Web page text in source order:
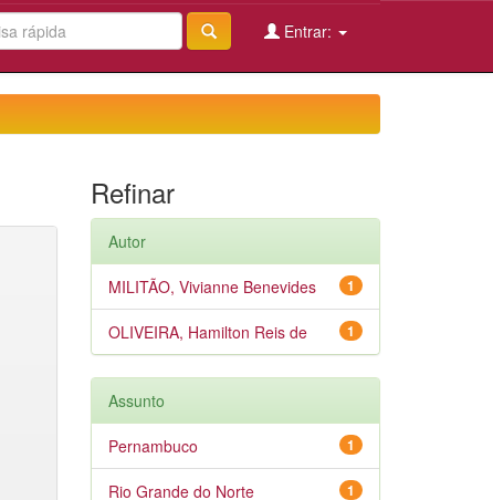
Entrar:
Refinar
Autor
1
MILITÃO, Vivianne Benevides
1
OLIVEIRA, Hamilton Reis de
Assunto
1
Pernambuco
1
Rio Grande do Norte